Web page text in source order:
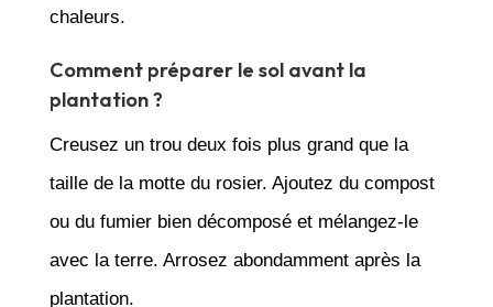
chaleurs.
Comment préparer le sol avant la
plantation ?
Creusez un trou deux fois plus grand que la
taille de la motte du rosier. Ajoutez du compost
ou du fumier bien décomposé et mélangez-le
avec la terre. Arrosez abondamment après la
plantation.